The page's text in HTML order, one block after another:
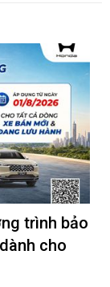
trình bảo
cho